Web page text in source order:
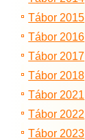
Tábor 2015
Tábor 2016
Tábor 2017
Tábor 2018
Tábor 2021
Tábor 2022
Tábor 2023